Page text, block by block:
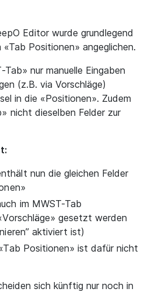
Editor wurde grundlegend
Positionen» angeglichen.
nur manuelle Eingaben
(z.B. via Vorschläge)
in die «Positionen». Zudem
nicht dieselben Felder zur
nun die gleichen Felder
im MWST-Tab
gesetzt werden
aktiviert ist)
Positionen» ist dafür nicht
sich künftig nur noch in